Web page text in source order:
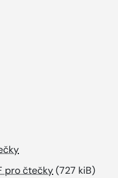
pro čtečky(727 kiB)